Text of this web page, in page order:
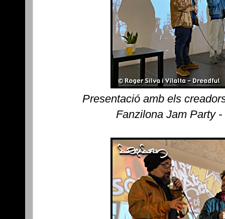
Presentació amb els
Fanzilona Jam Party